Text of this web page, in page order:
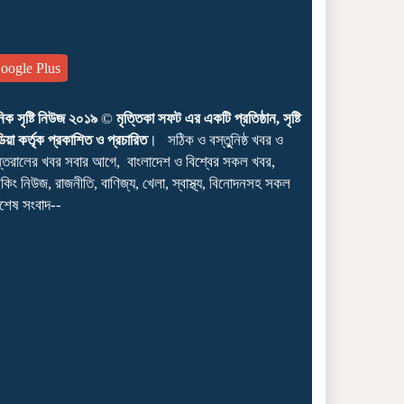
Plus
সৃষ্টি নিউজ ২০১৯©মৃত্তিকা সফট এর একটি প্রতিষ্ঠান, সৃষ্টি
কর্তৃক প্রকাশিত ও প্রচারিত। সঠিক ও বস্তুুনিষ্ঠ খবর ও
খবর সবার আগে, বাংলাদেশ ও বিশ্বের সকল খবর,
নিউজ, রাজনীতি, বাণিজ্য, খেলা, স্বাস্থ্য, বিনোদনসহ সকল
সংবাদ--